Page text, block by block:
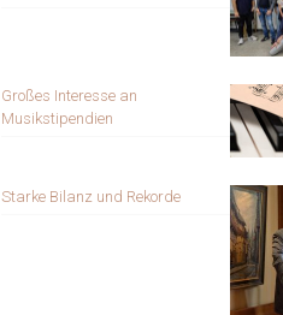
Großes Interesse an
Musikstipendien
Starke Bilanz und Rekorde